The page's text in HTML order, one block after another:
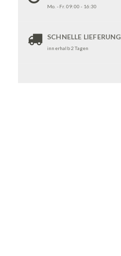
Mo. - Fr. 09:00 - 16:30
SCHNELLE LIEFERUNG
innerhalb 2 Tagen